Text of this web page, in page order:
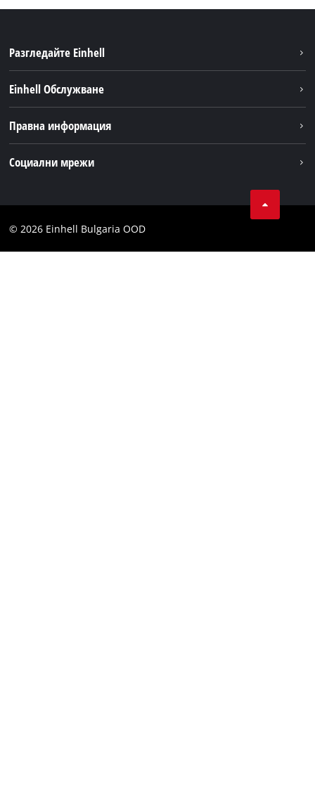
Разгледайте Einhell
За нас
Einhell Обслужване
Намиране на дилъри
Правна информация
Контакти
Социални мрежи
YouТube канал на Einhell
© 2026 Einhell Bulgaria OOD